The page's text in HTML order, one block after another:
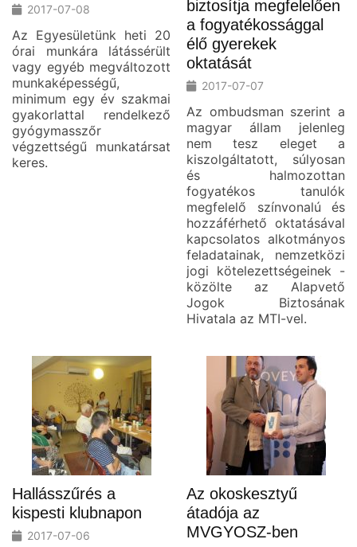
2017-07-08
Az Egyesületünk heti 20
órai munkára látássérült
vagy egyéb megváltozott
munkaképességű,
minimum egy év szakmai
gyakorlattal rendelkező
gyógymasszőr
végzettségű munkatársat
keres.
biztosítja megfelelően
a fogyatékossággal
élő gyerekek
oktatását
2017-07-07
Az ombudsman szerint a
magyar állam jelenleg
nem tesz eleget a
kiszolgáltatott, súlyosan
és halmozottan
fogyatékos tanulók
megfelelő színvonalú és
hozzáférhető oktatásával
kapcsolatos alkotmányos
feladatainak, nemzetközi
jogi kötelezettségeinek -
közölte az Alapvető
Jogok Biztosának
Hivatala az MTI-vel.
Hallásszűrés a
kispesti klubnapon
2017-07-06
Az okoskesztyű
átadója az
MVGYOSZ-ben